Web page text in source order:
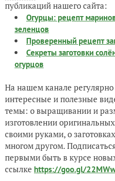
публикаций нашего сайта:
Огурцы: рецепт
зеленцов
Проверенный рецепт
Секреты заготовки
огурцов
На нашем канале
интересные и полезные
темы: о выращивании и
изготовлении
своими руками, о
многом другом.
первыми быть в курсе
ссылке https://goo.gl/